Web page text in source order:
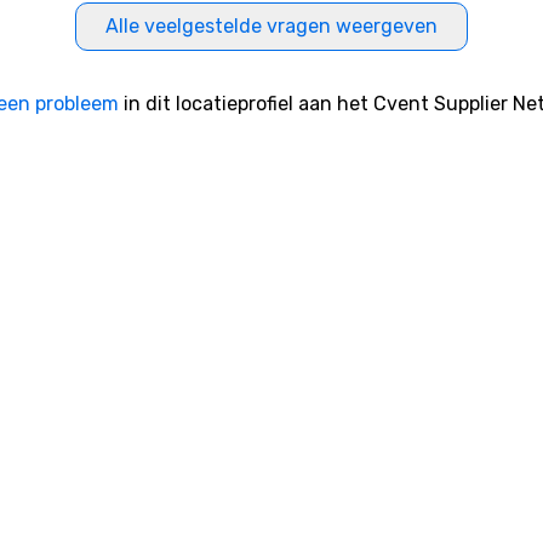
Alle veelgestelde vragen weergeven
probleem in dit locatieprofiel aan het Cvent Supplier